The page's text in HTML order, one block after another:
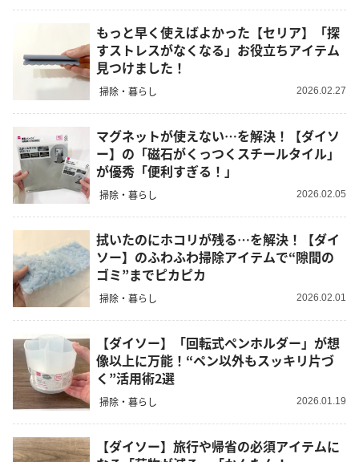
もっと早く使えばよかった【セリア】「探
すストレスがなくなる」お役立ちアイテム
見つけました！
掃除・暮らし 2026.02.27
マグネットが使えない…を解決！【ダイソ
ー】の「磁石がくっつくスチールタイル」
が優秀「便利すぎる！」
掃除・暮らし 2026.02.05
拭いたのにホコリが残る…を解決！【ダイ
ソー】のふわふわ掃除アイテムで“隙間の
ゴミ”までピカピカ
掃除・暮らし 2026.02.01
【ダイソー】「回転式ペンホルダー」が想
像以上に万能！“ペン以外もスッキリ片づ
く”活用術2選
掃除・暮らし 2026.01.19
【ダイソー】旅行や帰省の必須アイテムに